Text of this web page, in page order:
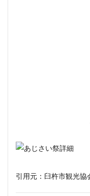
引用元：臼杵市観光協